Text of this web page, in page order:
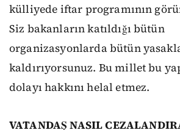
külliyede iftar programının
Siz bakanların katıldığı bütün
organizasyonlarda bütün
kaldırıyorsunuz. Bu millet bu
dolayı hakkını helal etmez.
VATANDAŞ NASIL